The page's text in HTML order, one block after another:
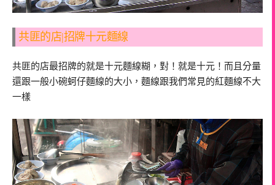
共匪的店|招牌十元麵線
共匪的店最招牌的就是十元麵線糊，對！就是十元！而且分量
還跟一般小碗蚵仔麵線的大小，麵線跟我們常見的紅麵線不大
一樣